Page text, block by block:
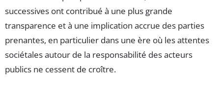
successives ont contribué à une plus grande
transparence et à une implication accrue des parties
prenantes, en particulier dans une ère où les attentes
sociétales autour de la responsabilité des acteurs
publics ne cessent de croître.